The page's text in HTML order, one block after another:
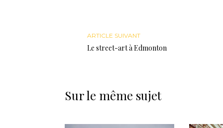
ARTICLE SUIVANT
Le street-art à Edmonton
Sur le même sujet